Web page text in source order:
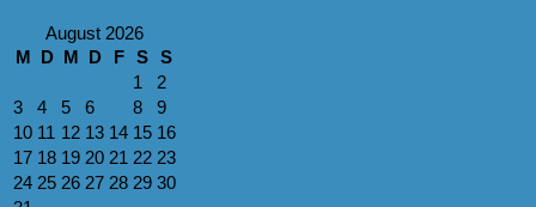
August 2026
M D M D F S S
1
2
3
4 5 6 8
9
10 11 12 13 14 15 16
17 18 19 20 21 22 23
24 25 26 27 28 29 30